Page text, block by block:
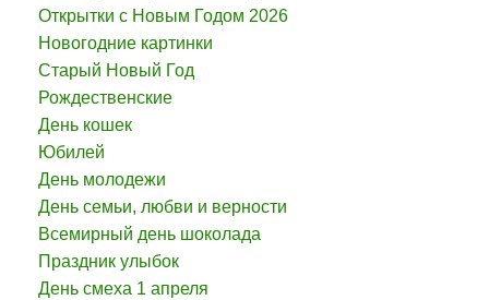
Открытки с Новым Годом 2026
Новогодние картинки
Старый Новый Год
Рождественские
День кошек
Юбилей
День молодежи
День семьи, любви и верности
Всемирный день шоколада
Праздник улыбок
День смеха 1 апреля